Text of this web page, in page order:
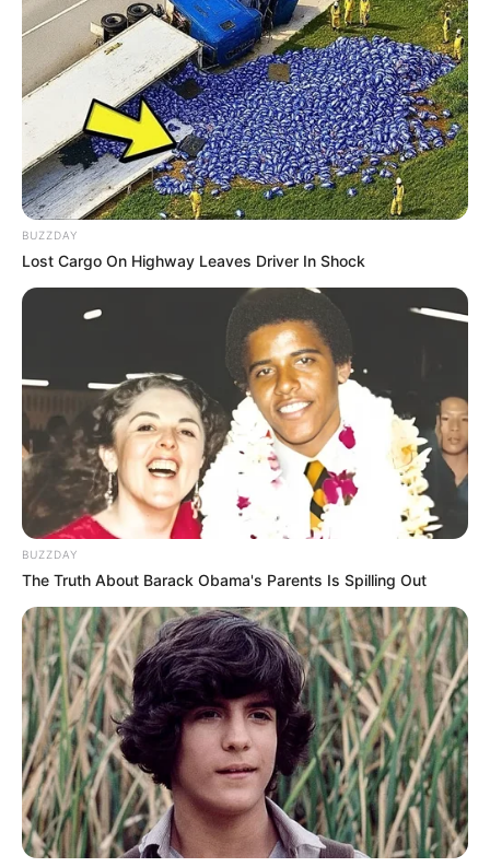
Szerző
More by Szerző
BUZZDAY
Lost Cargo On Highway Leaves Driver In Shock
BUZZDAY
The Truth About Barack Obama's Parents Is Spilling Out